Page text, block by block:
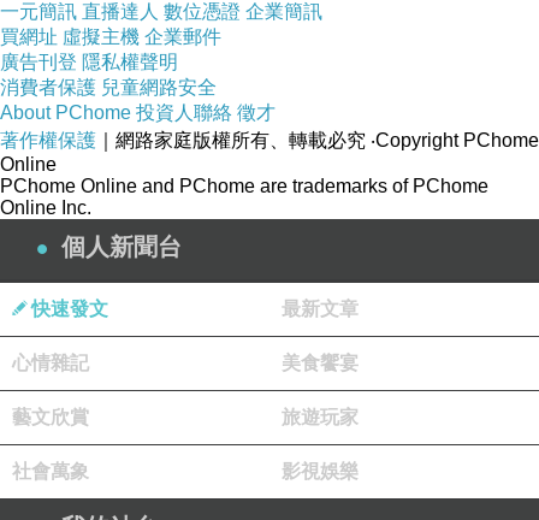
一元簡訊 直播達人 數位憑證 企業簡訊
買網址 虛擬主機 企業郵件
廣告刊登 隱私權聲明
消費者保護 兒童網路安全
About PChome 投資人聯絡 徵才
著作權保護 ｜網路家庭版權所有、轉載必究 ‧Copyright PChome
Online
PChome Online and PChome are trademarks of PChome
Online Inc.
個人新聞台
快速發文 最新文章
心情雜記 美食饗宴
藝文欣賞 旅遊玩家
社會萬象 影視娛樂